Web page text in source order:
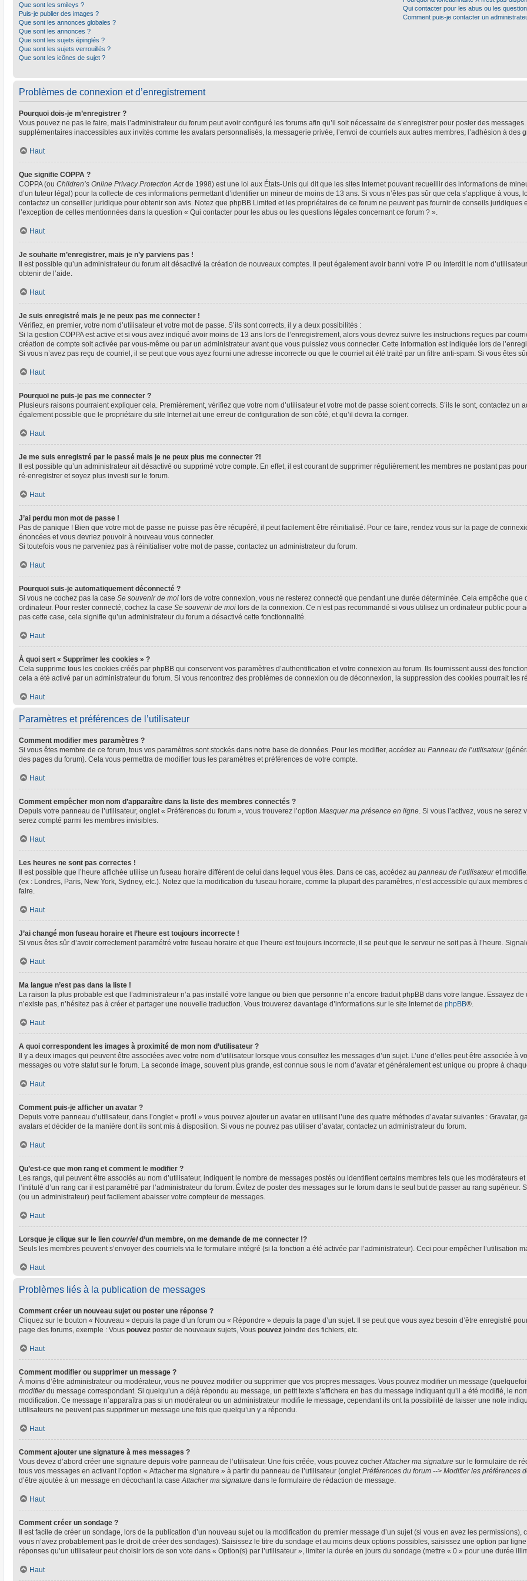
Que sont les smileys ?
Puis-je publier des images ?
Que sont les annonces globales ?
Que sont les annonces ?
Que sont les sujets épinglés ?
Que sont les sujets verrouillés ?
Que sont les icônes de sujet ?
Qui contacter pour les abus ou les
Comment puis-je contacter un
Problèmes de connexion et d’enregistrement
Pourquoi dois-je m’enregistrer ?
Vous pouvez ne pas le faire, mais l’administrateur du forum peut avoir configuré les forums afin qu’il soit nécessaire de s’enregistrer pour poster des
supplémentaires inaccessibles aux invités comme les avatars personnalisés, la messagerie privée, l’envoi de courriels aux autres membres, l’adhésion à des
Haut
Que signifie COPPA ?
COPPA (ou Children’s Online Privacy Protection Actde 1998) est une loi aux États-Unis qui dit que les sites Internet pouvant recueillir des informations de
d’un tuteur légal) pour la collecte de ces informations permettant d’identifier un mineur de moins de 13 ans. Si vous n’êtes pas sûr que cela s’applique à
contactez un conseiller juridique pour obtenir son avis. Notez que phpBB Limited et les propriétaires de ce forum ne peuvent pas fournir de conseils
l’exception de celles mentionnées dans la question « Qui contacter pour les abus ou les questions légales concernant ce forum ? ».
Haut
Je souhaite m’enregistrer, mais je n’y parviens pas !
Il est possible qu’un administrateur du forum ait désactivé la création de nouveaux comptes. Il peut également avoir banni votre IP ou interdit le nom
obtenir de l’aide.
Haut
Je suis enregistré mais je ne peux pas me connecter !
Vérifiez, en premier, votre nom d’utilisateur et votre mot de passe. S’ils sont corrects, il y a deux possibilités :
Si la gestion COPPA est active et si vous avez indiqué avoir moins de 13 ans lors de l’enregistrement, alors vous devrez suivre les instructions reçues par
création de compte soit activée par vous-même ou par un administrateur avant que vous puissiez vous connecter. Cette information est indiquée lors de
Si vous n’avez pas reçu de courriel, il se peut que vous ayez fourni une adresse incorrecte ou que le courriel ait été traité par un filtre anti-spam. Si vous êtes
Haut
Pourquoi ne puis-je pas me connecter ?
Plusieurs raisons pourraient expliquer cela. Premièrement, vérifiez que votre nom d’utilisateur et votre mot de passe soient corrects. S’ils le sont, contactez
également possible que le propriétaire du site Internet ait une erreur de configuration de son côté, et qu’il devra la corriger.
Haut
Je me suis enregistré par le passé mais je ne peux plus me connecter ?!
Il est possible qu’un administrateur ait désactivé ou supprimé votre compte. En effet, il est courant de supprimer régulièrement les membres ne postant pas
ré-enregistrer et soyez plus investi sur le forum.
Haut
J’ai perdu mon mot de passe !
Pas de panique ! Bien que votre mot de passe ne puisse pas être récupéré, il peut facilement être réinitialisé. Pour ce faire, rendez vous sur la page de
énoncées et vous devriez pouvoir à nouveau vous connecter.
Si toutefois vous ne parveniez pas à réinitialiser votre mot de passe, contactez un administrateur du forum.
Haut
Pourquoi suis-je automatiquement déconnecté ?
Si vous ne cochez pas la case Se souvenir de moi lors de votre connexion, vous ne resterez connecté que pendant une durée déterminée. Cela empêche
ordinateur. Pour rester connecté, cochez la case Se souvenir de moi lors de la connexion. Ce n’est pas recommandé si vous utilisez un ordinateur public
pas cette case, cela signifie qu’un administrateur du forum a désactivé cette fonctionnalité.
Haut
À quoi sert « Supprimer les cookies » ?
Cela supprime tous les cookies créés par phpBB qui conservent vos paramètres d’authentification et votre connexion au forum. Ils fournissent aussi des
cela a été activé par un administrateur du forum. Si vous rencontrez des problèmes de connexion ou de déconnexion, la suppression des cookies pourrait les
Haut
Paramètres et préférences de l’utilisateur
Comment modifier mes paramètres ?
Si vous êtes membre de ce forum, tous vos paramètres sont stockés dans notre base de données. Pour les modifier, accédez au Panneau de l’utilisateur
des pages du forum). Cela vous permettra de modifier tous les paramètres et préférences de votre compte.
Haut
Comment empêcher mon nom d’apparaître dans la liste des membres connectés ?
Depuis votre panneau de l’utilisateur, onglet « Préférences du forum », vous trouverez l’option Masquer ma présence en ligne. Si vous l’activez, vous ne
serez compté parmi les membres invisibles.
Haut
Les heures ne sont pas correctes !
Il est possible que l’heure affichée utilise un fuseau horaire différent de celui dans lequel vous êtes. Dans ce cas, accédez au panneau de l’utilisateuret
(ex : Londres, Paris, New York, Sydney, etc.). Notez que la modification du fuseau horaire, comme la plupart des paramètres, n’est accessible qu’aux
faire.
Haut
J’ai changé mon fuseau horaire et l’heure est toujours incorrecte !
Si vous êtes sûr d’avoir correctement paramétré votre fuseau horaire et que l’heure est toujours incorrecte, il se peut que le serveur ne soit pas à l’heure.
Haut
Ma langue n’est pas dans la liste !
La raison la plus probable est que l’administrateur n’a pas installé votre langue ou bien que personne n’a encore traduit phpBB dans votre langue. Essayez
n’existe pas, n’hésitez pas à créer et partager une nouvelle traduction. Vous trouverez davantage d’informations sur le site Internet de phpBB®.
Haut
A quoi correspondent les images à proximité de mon nom d’utilisateur ?
Il y a deux images qui peuvent être associées avec votre nom d’utilisateur lorsque vous consultez les messages d’un sujet. L’une d’elles peut être associée
messages ou votre statut sur le forum. La seconde image, souvent plus grande, est connue sous le nom d’avatar et généralement est unique ou propre à
Haut
Comment puis-je afficher un avatar ?
Depuis votre panneau d’utilisateur, dans l’onglet « profil » vous pouvez ajouter un avatar en utilisant l’une des quatre méthodes d’avatar suivantes : Gravatar,
avatars et décider de la manière dont ils sont mis à disposition. Si vous ne pouvez pas utiliser d’avatar, contactez un administrateur du forum.
Haut
Qu’est-ce que mon rang et comment le modifier ?
Les rangs, qui peuvent être associés au nom d’utilisateur, indiquent le nombre de messages postés ou identifient certains membres tels que les modérateurs
l’intitulé d’un rang car il est paramétré par l’administrateur du forum. Évitez de poster des messages sur le forum dans le seul but de passer au rang
(ou un administrateur) peut facilement abaisser votre compteur de messages.
Haut
Lorsque je clique sur le lien courrield’un membre, on me demande de me connecter !?
Seuls les membres peuvent s’envoyer des courriels via le formulaire intégré (si la fonction a été activée par l’administrateur). Ceci pour empêcher l’utilisation
Haut
Problèmes liés à la publication de messages
Comment créer un nouveau sujet ou poster une réponse ?
Cliquez sur le bouton « Nouveau » depuis la page d’un forum ou « Répondre » depuis la page d’un sujet. Il se peut que vous ayez besoin d’être enregistré
page des forums, exemple : Vous pouvez poster de nouveaux sujets, Vous pouvez joindre des fichiers, etc.
Haut
Comment modifier ou supprimer un message ?
À moins d’être administrateur ou modérateur, vous ne pouvez modifier ou supprimer que vos propres messages. Vous pouvez modifier un message
modifierdu message correspondant. Si quelqu’un a déjà répondu au message, un petit texte s’affichera en bas du message indiquant qu’il a été modifié, le
modification. Ce message n’apparaîtra pas si un modérateur ou un administrateur modifie le message, cependant ils ont la possibilité de laisser une note
utilisateurs ne peuvent pas supprimer un message une fois que quelqu’un y a répondu.
Haut
Comment ajouter une signature à mes messages ?
Vous devez d’abord créer une signature depuis votre panneau de l’utilisateur. Une fois créée, vous pouvez cocherAttacher ma signature sur le formulaire de
tous vos messages en activant l’option « Attacher ma signature » à partir du panneau de l’utilisateur (ongletPréférences du forum --> Modifier les préférences
d’être ajoutée à un message en décochant la caseAttacher ma signature dans le formulaire de rédaction de message.
Haut
Comment créer un sondage ?
Il est facile de créer un sondage, lors de la publication d’un nouveau sujet ou la modification du premier message d’un sujet (si vous en avez les permissions),
vous n’avez probablement pas le droit de créer des sondages). Saisissez le titre du sondage et au moins deux options possibles, saisissez une option par
réponses qu’un utilisateur peut choisir lors de son vote dans « Option(s) par l’utilisateur », limiter la durée en jours du sondage (mettre « 0 » pour une durée
Haut